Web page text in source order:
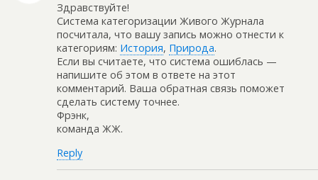
Здравствуйте!
Система категоризации Живого Журнала
посчитала, что вашу запись можно отнести к
категориям: История, Природа.
Если вы считаете, что система ошиблась —
напишите об этом в ответе на этот
комментарий. Ваша обратная связь поможет
сделать систему точнее.
Фрэнк,
команда ЖЖ.
Reply